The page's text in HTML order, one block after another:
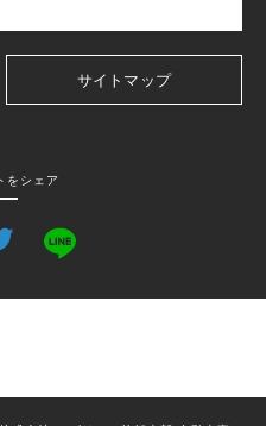
サイトマップ
をシェア